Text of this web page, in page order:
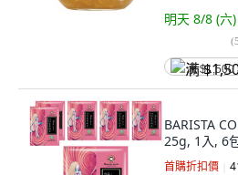
明天 8/8 (六)
(
满 $1,500
BARISTA
25g, 1入, 6
首購折扣價